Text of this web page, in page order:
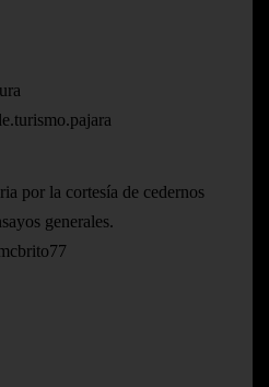
por la cortesía de cedernos
generales.